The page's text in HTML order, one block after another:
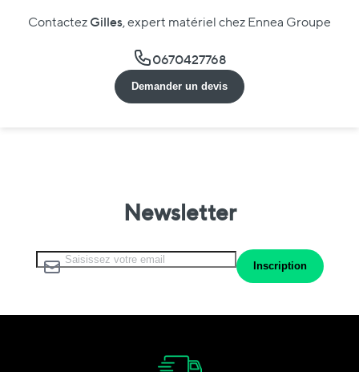
Contactez Gilles, expert matériel chez Ennea Groupe
0670427768
Demander un devis
Newsletter
Inscription à notre lettre d’information :
Inscription